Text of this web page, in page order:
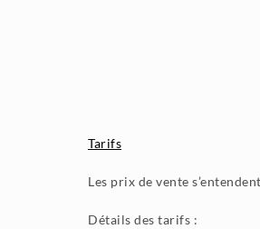
Tarifs
Les prix de vente
Détails des tarifs :